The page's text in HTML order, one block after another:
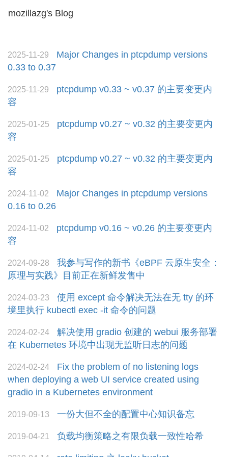
mozillazg's Blog
2025-11-29
Major Changes in ptcpdump versions
0.33 to 0.37
2025-11-29
ptcpdump v0.33 ~ v0.37 的主要变更内
容
2025-01-25
ptcpdump v0.27 ~ v0.32 的主要变更内
容
2025-01-25
ptcpdump v0.27 ~ v0.32 的主要变更内
容
2024-11-02
Major Changes in ptcpdump versions
0.16 to 0.26
2024-11-02
ptcpdump v0.16 ~ v0.26 的主要变更内
容
2024-09-28
我参与写作的新书《eBPF 云原生安全：
原理与实践》目前正在新鲜发售中
2024-03-23
使用 except 命令解决无法在无 tty 的环
境里执行 kubectl exec -it 命令的问题
2024-02-24
解决使用 gradio 创建的 webui 服务部署
在 Kubernetes 环境中出现无监听日志的问题
2024-02-24
Fix the problem of no listening logs
when deploying a web UI service created using
gradio in a Kubernetes environment
2019-09-13 一份大但不全的配置中心知识备忘
2019-04-21 负载均衡策略之有限负载一致性哈希